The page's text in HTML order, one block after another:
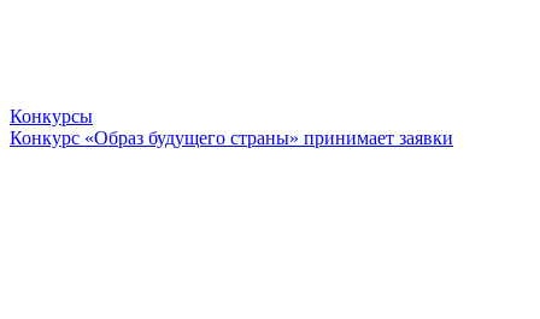
Конкурсы
Конкурс «Образ будущего страны» принимает заявки